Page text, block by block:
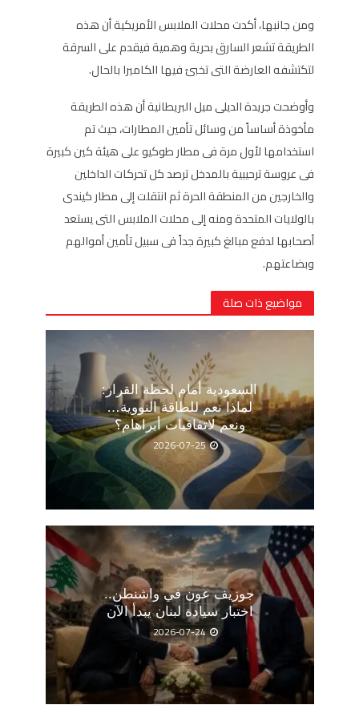
ومن جانبها، أكدت محلات الملابس الأمريكية أن هذه
الطريقة تشعر السارق بحرية وهمية فيقدم على السرقة
لتكتشفه العارضة التى تخبئ فيها الكاميرا بالحال.
وأوضحت جريدة الديلى ميل البريطانية أن هذه الطريقة
مأخوذة أساساً من وسائل تأمين المطارات، حيث تم
استخدامها لأول مرة فى مطار طوكيو على هيئة كين كبيرة
فى عروسة ترحيبية بالمدخل ترصد كل تحركات الداخلين
والخارجين من المنطقة الحرة ثم انتقلت إلى مطار كيندى
بالولايات المتحدة ومنه إلى محلات الملابس التى يستعد
أصحابها لدفع مبالغ كبيرة جداً فى سبيل تأمين أموالهم
وبضاعتهم.
مواضيع ذات صلة
السعودية أمام لحظة القرار:
لماذا نعم للطاقة النووية…
ونعم لاتفاقيات أبراهام؟
2026-07-25
جوزيف عون في واشنطن..
اختبار سيادة لبنان يبدأ الآن
2026-07-24